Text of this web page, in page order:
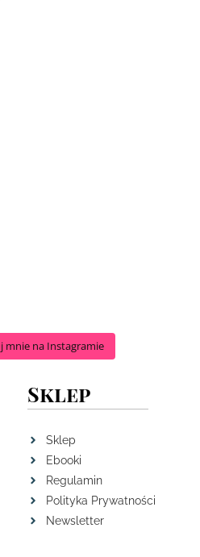
mnie na Instagramie
Sklep
Sklep
Ebooki
Regulamin
Polityka Prywatności
Newsletter